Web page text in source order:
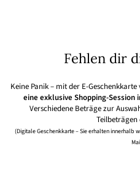
Fehlen dir
Keine Panik – mit der E-
eine exklusive Shopping-Session
Verschiedene Beträge zur
Teilbeträgen
(Digitale Geschenkkarte – Sie erhalten innerhalb